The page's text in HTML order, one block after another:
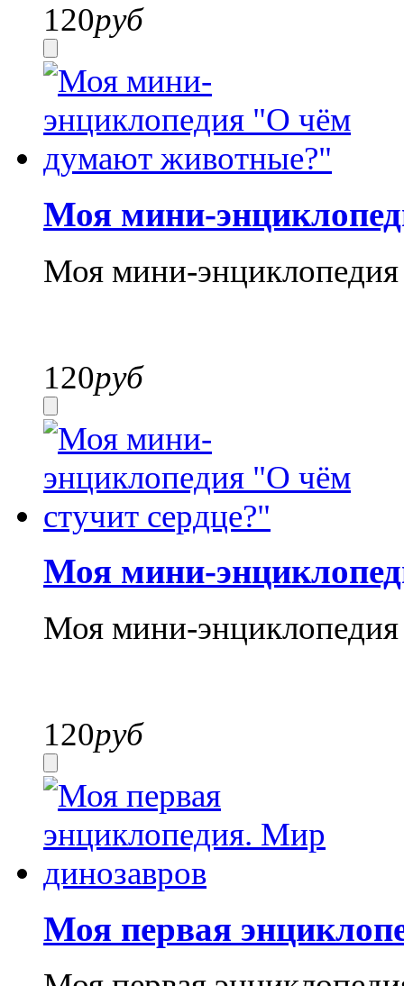
120руб
Моя мини-
Моя мини-
120руб
Моя мини-
Моя мини-
120руб
Моя первая